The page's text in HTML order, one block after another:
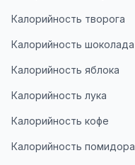
Калорийность творога
Калорийность шоколада
Калорийность яблока
Калорийность лука
Калорийность кофе
Калорийность помидора